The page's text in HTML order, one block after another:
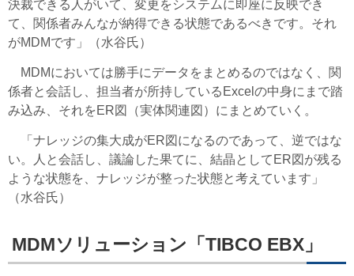
決裁できる人がいて、変更をシステムに即座に反映でき
て、関係者みんなが納得できる状態であるべきです。それ
がMDMです」（水谷氏）
MDMにおいては勝手にデータをまとめるのではなく、関
係者と会話し、担当者が所持しているExcelの中身にまで踏
み込み、それをER図（実体関連図）にまとめていく。
「ナレッジの集大成がER図になるのであって、逆ではな
い。人と会話し、議論した果てに、結晶としてER図が残る
ような状態を、ナレッジが整った状態と考えています」
（水谷氏）
MDMソリューション「TIBCO EBX」